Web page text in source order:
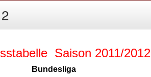
Saison 2011/2012
Bundesliga